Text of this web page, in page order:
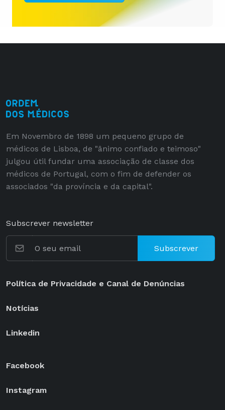
Em Novembro de 1898 um pequeno grupo de
médicos de Lisboa, de "ânimo confiado e teimoso"
julgou útil fundar uma associação de classe dos
médicos de Portugal, com o fim de defender os
associados "da província e da capital".
Subscrever newsletter
Subscrever
Política de Privacidade e Canal de Denúncias
Notícias
Linkedin
Facebook
Instagram